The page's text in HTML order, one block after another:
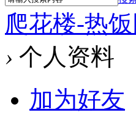
爬花楼-热
› 个人资料
加为好友